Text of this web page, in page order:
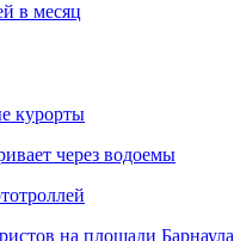
в месяц
курорты
через водоемы
на площади Барнаула